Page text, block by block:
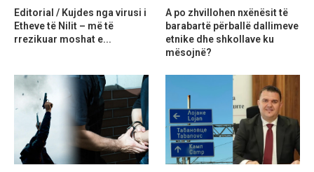
Editorial / Kujdes nga virusi i
Etheve të Nilit – më të
rrezikuar moshat e...
A po zhvillohen nxënësit të
barabartë përballë dallimeve
etnike dhe shkollave ku
mësojnë?